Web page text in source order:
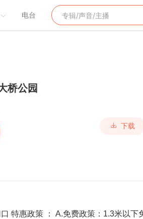
电台
桥公园
下载
特惠政策 ： A.免费政策：1.3米以下